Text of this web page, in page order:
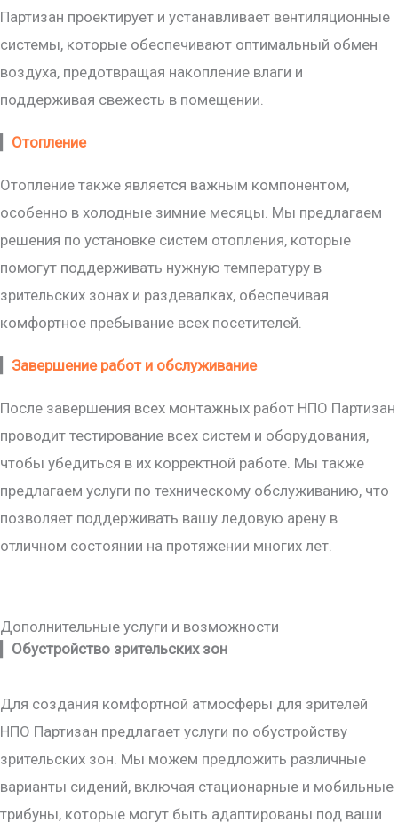
Партизан проектирует и устанавливает вентиляционные
системы, которые обеспечивают оптимальный обмен
воздуха, предотвращая накопление влаги и
поддерживая свежесть в помещении.
Отопление
Отопление также является важным компонентом,
особенно в холодные зимние месяцы. Мы предлагаем
решения по установке систем отопления, которые
помогут поддерживать нужную температуру в
зрительских зонах и раздевалках, обеспечивая
комфортное пребывание всех посетителей.
Завершение работ и обслуживание
После завершения всех монтажных работ НПО Партизан
проводит тестирование всех систем и оборудования,
чтобы убедиться в их корректной работе. Мы также
предлагаем услуги по техническому обслуживанию, что
позволяет поддерживать вашу ледовую арену в
отличном состоянии на протяжении многих лет.
Дополнительные услуги и возможности
Обустройство зрительских зон
Для создания комфортной атмосферы для зрителей
НПО Партизан предлагает услуги по обустройству
зрительских зон. Мы можем предложить различные
варианты сидений, включая стационарные и мобильные
трибуны, которые могут быть адаптированы под ваши